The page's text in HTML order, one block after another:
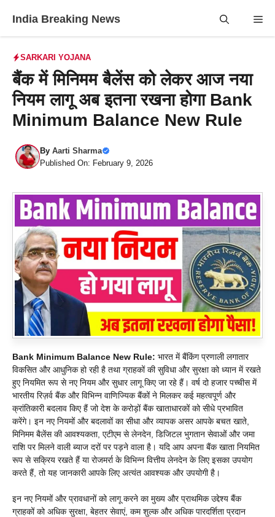
India Breaking News
SARKARI YOJANA
बैंक में मिनिमम बैलेंस को लेकर आज नया
नियम लागू अब इतना रखना होगा Bank
Minimum Balance New Rule
By Aarti Sharma
Published On: February 9, 2026
Bank Minimum Balance New Rule: भारत में बैंकिंग प्रणाली लगातार
विकसित और आधुनिक हो रही है तथा ग्राहकों की सुविधा और सुरक्षा को ध्यान में रखते
हुए नियमित रूप से नए नियम और सुधार लागू किए जा रहे हैं। वर्ष दो हजार पच्चीस में
भारतीय रिज़र्व बैंक और विभिन्न वाणिज्यिक बैंकों ने मिलकर कई महत्वपूर्ण और
क्रांतिकारी बदलाव किए हैं जो देश के करोड़ों बैंक खाताधारकों को सीधे प्रभावित
करेंगे। इन नए नियमों और बदलावों का सीधा और व्यापक असर आपके बचत खाते,
मिनिमम बैलेंस की आवश्यकता, एटीएम से लेनदेन, डिजिटल भुगतान सेवाओं और जमा
राशि पर मिलने वाली ब्याज दरों पर पड़ने वाला है। यदि आप अपना बैंक खाता नियमित
रूप से सक्रिय रखते हैं या रोजमर्रा के विभिन्न वित्तीय लेनदेन के लिए इसका उपयोग
करते हैं, तो यह जानकारी आपके लिए अत्यंत आवश्यक और उपयोगी है।
इन नए नियमों और प्रावधानों को लागू करने का मुख्य और प्राथमिक उद्देश्य बैंक
ग्राहकों को अधिक सुरक्षा, बेहतर सेवाएं, कम शुल्क और अधिक पारदर्शिता प्रदान